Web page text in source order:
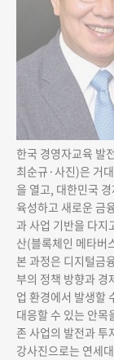
한국 경영자교육 발
최순규·사진)은 거
을 열고, 대한민국
육성하고 새로운 금
과 사업 기반을 다지
산(블록체인 메타버
본 과정은 디지털금
부의 정책 방향과
업 환경에서 발생할
대응할 수 있는 안목
존 사업의 발전과 투
강사진으로는 연세